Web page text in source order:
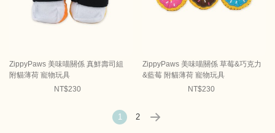
ZippyPaws 美味喵關係 真鮮壽司組
附貓薄荷 寵物玩具
NT$230
ZippyPaws 美味喵關係 草莓&巧克力
&藍莓 附貓薄荷 寵物玩具
NT$230
1 2